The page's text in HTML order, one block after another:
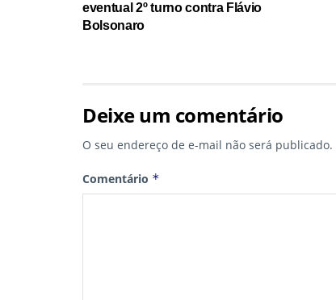
eventual 2º turno contra Flávio
Bolsonaro
Deixe um comentário
O seu endereço de e-mail não será publicado.
Comentário *